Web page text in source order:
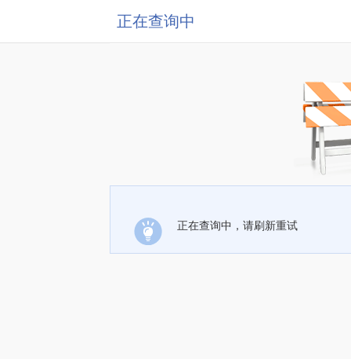
正在查询中
正在查询中，请刷新重试